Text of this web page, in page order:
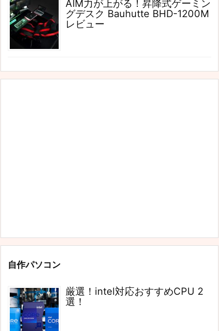
AIM力が上がる！昇降式ゲーミン
グデスク Bauhutte BHD-1200M
レビュー
自作パソコン
厳選！intel対応おすすめCPU 2
選！